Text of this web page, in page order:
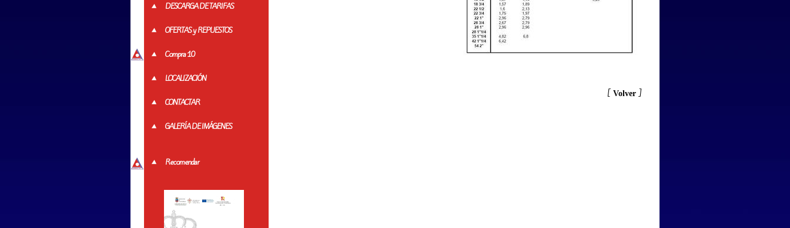
DESCARGA DE TARIFAS
OFERTAS y REPUESTOS
Compra 10
LOCALIZACIÓN
CONTACTAR
GALERÍA DE IMÁGENES
Recomendar
[ Volver ]